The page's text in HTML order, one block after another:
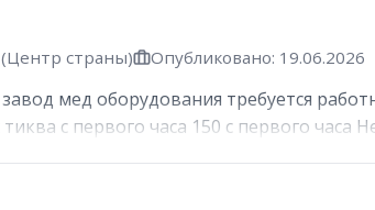
страны) Опубликовано: 19.06.2026
мед оборудования требуется
с первого часа 150 с первого часа